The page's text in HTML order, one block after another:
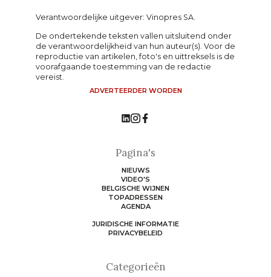
Verantwoordelijke uitgever: Vinopres SA.
De ondertekende teksten vallen uitsluitend onder
de verantwoordelijkheid van hun auteur(s). Voor de
reproductie van artikelen, foto's en uittreksels is de
voorafgaande toestemming van de redactie
vereist.
ADVERTEERDER WORDEN
Categorieën
Pagina's
NIEUWS
VIDEO'S
BELGISCHE WIJNEN
TOPADRESSEN
AGENDA
JURIDISCHE INFORMATIE
PRIVACYBELEID